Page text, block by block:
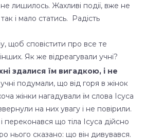
лишилось. Жахливі події, вже не
і мало статись. Радість
щоб сповістити про все те
Як же відреагували учні?
здалися їм вигадкою, і не
подумали, що від горя в жінок
жінки нагадували їм слова Ісуса
на них увагу і не повірили.
що тіла Ісуса дійсно
нього сказано: що він дивувався.